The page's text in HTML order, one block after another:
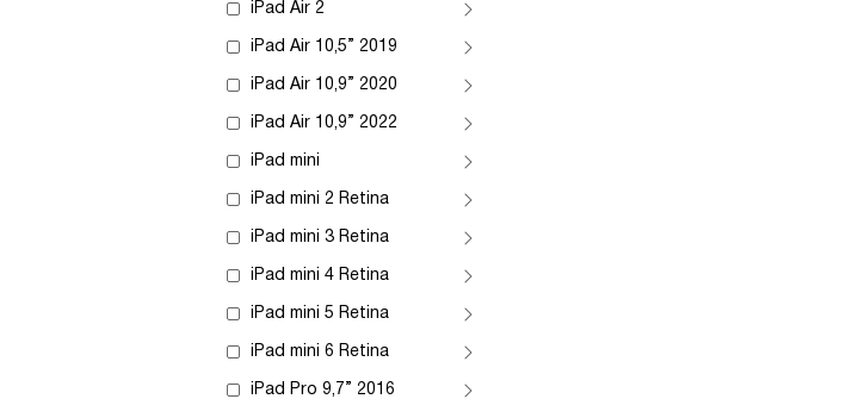
iPad Air 2
iPad Air 10,5” 2019
iPad Air 10,9” 2020
iPad Air 10,9” 2022
iPad mini
iPad mini 2 Retina
iPad mini 3 Retina
iPad mini 4 Retina
iPad mini 5 Retina
iPad mini 6 Retina
iPad Pro 9,7” 2016